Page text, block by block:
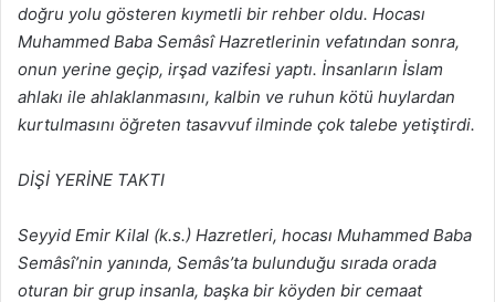
doğru yolu gösteren kıymetli bir rehber oldu. Hocası
Muhammed Baba Semâsî Hazretlerinin vefatından sonra,
onun yerine geçip, irşad vazifesi yaptı. İnsanların İslam
ahlakı ile ahlaklanmasını, kalbin ve ruhun kötü huylardan
kurtulmasını öğreten tasavvuf ilminde çok talebe yetiştirdi.
DİŞİ YERİNE TAKTI
Seyyid Emir Kilal (k.s.) Hazretleri, hocası Muhammed Baba
Semâsî’nin yanında, Semâs’ta bulunduğu sırada orada
oturan bir grup insanla, başka bir köyden bir cemaat